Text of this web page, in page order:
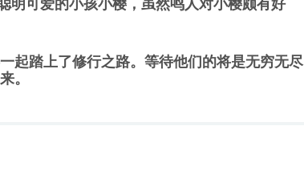
明可爱的小孩小樱，虽然鸣人对小樱颇有好
踏上了修行之路。等待他们的将是无穷无尽
。